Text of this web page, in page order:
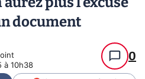
document
à 10h38
0